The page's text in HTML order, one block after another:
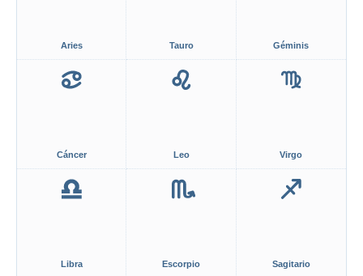
Aries Tauro Géminis
Cáncer Leo Virgo
Libra Escorpio Sagitario